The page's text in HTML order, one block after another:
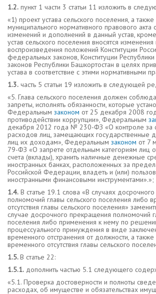
1.2. пункт 1 части 3 статьи 11 изложить в
«1) проект устава сельского поселения, а
муниципального нормативного правового акта
изменений и дополнений в данный устав,
устав сельского поселения вносятся
воспроизведения положений Конституции
федеральных законов, Конституции
законов Республики Башкортостан в целях
устава в соответствие с этими нормативными
1.3. часть 5 статьи 19 изложить в следующей
«5. Глава сельского поселения должен
запреты, исполнять обязанности, которые
Федеральным законом от 25 декабря 2008
противодействии коррупции», Федеральным
декабря 2012 года № 230-ФЗ «О контроле за
расходов лиц, замещающих государственные
лиц их доходам», Федеральным законом от 7
79-ФЗ «О запрете отдельным категориям лиц
счета (вклады), хранить наличные денежные
иностранных банках, расположенных за
Российской Федерации, владеть и (или)
иностранными финансовыми инструментами».»;
1.4. В статье 19.1 слова «В случаях
полномочий главы сельского поселения либо
отсутствия главы сельского поселения»
случае досрочного прекращения полномочий
поселения либо применения к нему по
процессуального принуждения в виде
временного отстранения от должности, а также
временного отсутствия главы сельского
1.5.В статье 22:
1.5.1. дополнить частью 5.1 следующего
«5.1. Проверка достоверности и полноты
расходах, об имуществе и обязательствах